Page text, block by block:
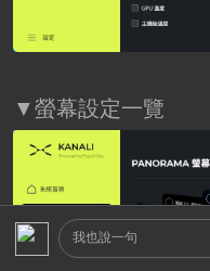
▼螢幕設定一覽
我也說一句